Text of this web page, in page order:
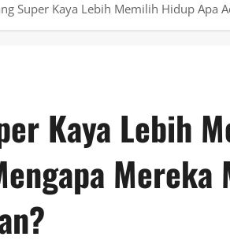
Super Kaya Lebih Memilih Hidup Apa
Kaya Lebih
Mereka